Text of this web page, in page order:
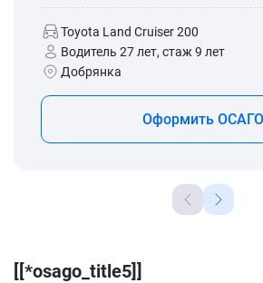
Toyota Land Cruiser 200
Водитель 27 лет, стаж 9 лет
Добрянка
Оформить ОСАГО
[[*osago_title5]]